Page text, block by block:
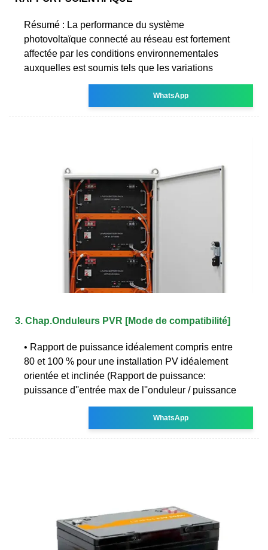
Résumé : La performance du système
photovoltaïque connecté au réseau est fortement
affectée par les conditions environnementales
auxquelles est soumis tels que les variations
WhatsApp
3. Chap.Onduleurs PVR [Mode de compatibilité]
• Rapport de puissance idéalement compris entre
80 et 100 % pour une installation PV idéalement
orientée et inclinée (Rapport de puissance:
puissance d''entrée max de l''onduleur / puissance
WhatsApp